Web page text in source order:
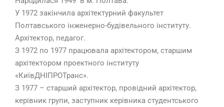
У 1972 закінчила архітектурний факультет
Полтавського інженерно-будівельного інституту.
Архітектор, педагог.
З 1972 по 1977 працювала архітектором, старшим
архітектором проектного інституту
«КиївДНІПРОТранс».
З 1977 – старший архітектор, провідний архітектор,
керівник групи, заступник керівника студентського